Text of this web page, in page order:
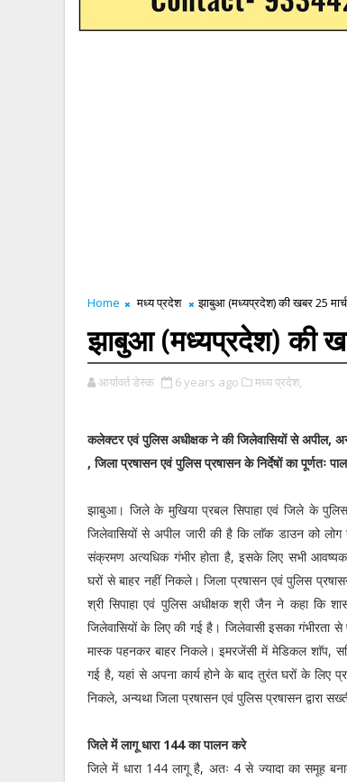
Home मध्य प्रदेश झाबुआ (मध्यप्रदेश) की खबर 25 मार्च
झाबुआ (मध्यप्रदेश) की
आर्यावर्त डेस्क 6 years ago मध्य प्रदेश,
कलेक्टर एवं पुलिस अधीक्षक ने की जिलेवासियों से अपील,
, जिला प्रषासन एवं पुलिस प्रषासन के निर्देषों का पूर्णतः
झाबुआ। जिले के मुखिया प्रबल सिपाहा एवं जिले के
जिलेवासियों से अपील जारी की है कि लाॅक डाउन को लोग
संक्रमण अत्यधिक गंभीर होता है, इसके लिए सभी
घरों से बाहर नहीं निकले। जिला प्रषासन एवं पुलिस
श्री सिपाहा एवं पुलिस अधीक्षक श्री जैन ने कहा कि
जिलेवासियों के लिए की गई है। जिलेवासी इसका गंभीरता
मास्क पहनकर बाहर निकले। इमरजेंसी में मेडिकल शाॅप,
गई है, यहां से अपना कार्य होने के बाद तुरंत घरों के लिए
निकले, अन्यथा जिला प्रषासन एवं पुलिस प्रषासन द्वारा
जिले में लागू धारा 144 का पालन करे
जिले में धारा 144 लागू है, अतः 4 से ज्यादा का समूह